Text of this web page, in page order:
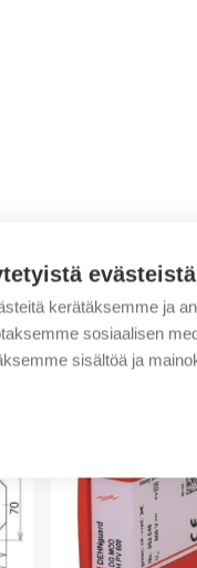
evästeistä
kerätäksemme ja
sosiaalisen
sisältöä ja
valmistajalta